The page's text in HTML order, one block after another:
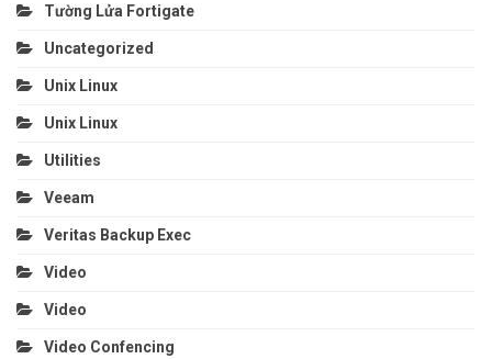
Tường Lửa Fortigate
Uncategorized
Unix Linux
Unix Linux
Utilities
Veeam
Veritas Backup Exec
Video
Video
Video Confencing